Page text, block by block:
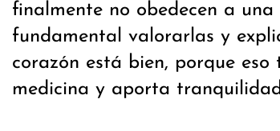
finalmente no obedecen a
fundamental valorarlas y
corazón está bien, porque eso
medicina y aporta